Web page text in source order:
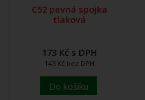
C52 pevná spojka
tlaková
173 Kč s DPH
143 Kč bez DPH
Do košíku